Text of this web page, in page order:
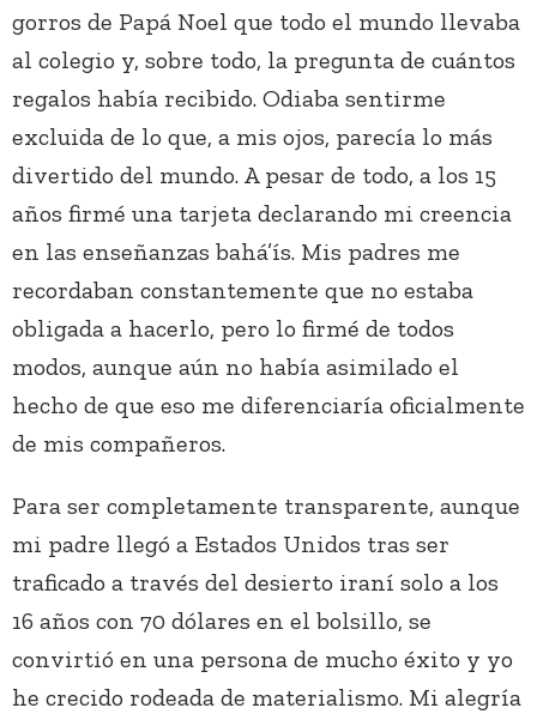
gorros de Papá Noel que todo el mundo llevaba
al colegio y, sobre todo, la pregunta de cuántos
regalos había recibido. Odiaba sentirme
excluida de lo que, a mis ojos, parecía lo más
divertido del mundo. A pesar de todo, a los 15
años firmé una tarjeta declarando mi creencia
en las enseñanzas bahá’ís. Mis padres me
recordaban constantemente que no estaba
obligada a hacerlo, pero lo firmé de todos
modos, aunque aún no había asimilado el
hecho de que eso me diferenciaría oficialmente
de mis compañeros.
Para ser completamente transparente, aunque
mi padre llegó a Estados Unidos tras ser
traficado a través del desierto iraní solo a los
16 años con 70 dólares en el bolsillo, se
convirtió en una persona de mucho éxito y yo
he crecido rodeada de materialismo. Mi alegría